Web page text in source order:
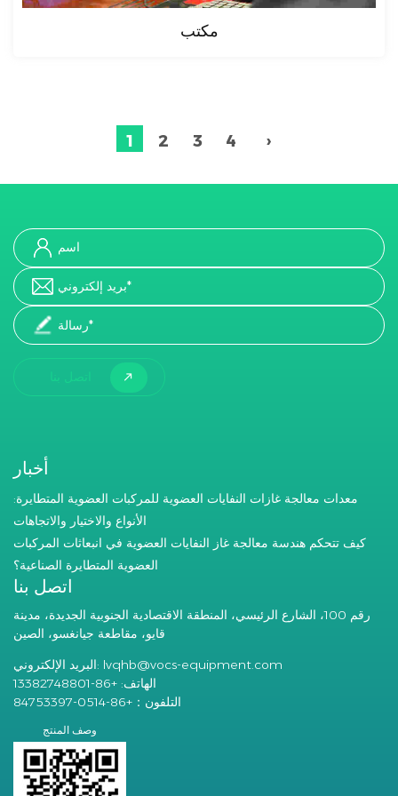
مكتب
1 2 3 4 ›
اتصل بنا
أخبار
معدات معالجة غازات النفايات العضوية للمركبات العضوية المتطايرة:
الأنواع والاختيار والاتجاهات
كيف تتحكم هندسة معالجة غاز النفايات العضوية في انبعاثات المركبات
العضوية المتطايرة الصناعية؟
اتصل بنا
رقم 100، الشارع الرئيسي، المنطقة الاقتصادية الجنوبية الجديدة، مدينة
قايو، مقاطعة جيانغسو، الصين
البريد الإلكتروني: lvqhb@vocs-equipment.com
الهاتف: +86-13382748801
التلفون：+86-0514-84753397
وصف المنتج